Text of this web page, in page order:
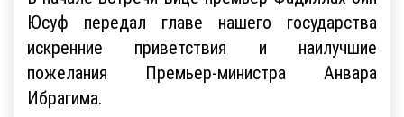
Юсуф передал главе нашего государства
искренние приветствия и наилучшие
пожелания Премьер-министра Анвара
Ибрагима.